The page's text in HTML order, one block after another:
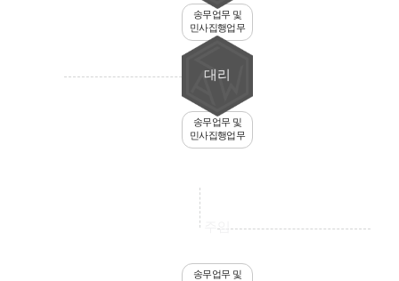
송무업무 및
민사집행업무
대리
송무업무 및
민사집행업무
주임
송무업무 및